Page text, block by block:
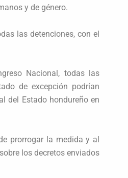
y de género.
las detenciones, con el
Nacional, todas las
de excepción podrían
del Estado hondureño en
prorrogar la medida y al
los decretos enviados